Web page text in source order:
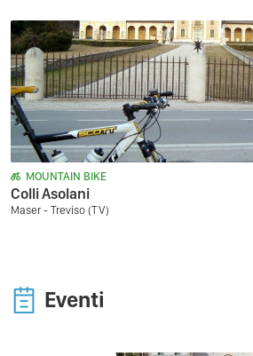
MOUNTAIN BIKE
Colli Asolani
Maser - Treviso (TV)
Eventi